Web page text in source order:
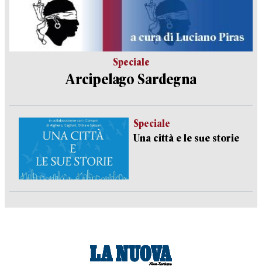
Speciale
Arcipelago Sardegna
Speciale
Una città e le sue storie